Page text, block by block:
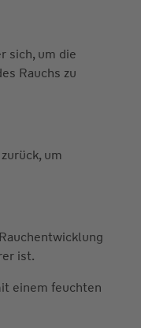
sich, um die
Rauchs zu
um
ist.
einem feuchten